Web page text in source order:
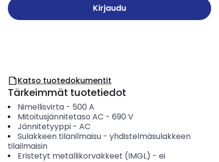
Kirjaudu
Katso tuotedokumentit
Tärkeimmät tuotetiedot
Nimellisvirta- 500 A
Mitoitusjännitetaso AC - 690 V
Jännitetyyppi- AC
Sulakkeen tilanilmaisu- yhdistelmäsulakkeen
tilailmaisin
Eristetyt metallikorvakkeet (IMGL) - ei